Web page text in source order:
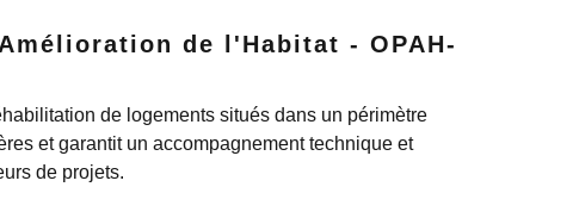
de l'Habitat - OPAH-
de logements situés dans un périmètre
et garantit un accompagnement technique et
de projets.